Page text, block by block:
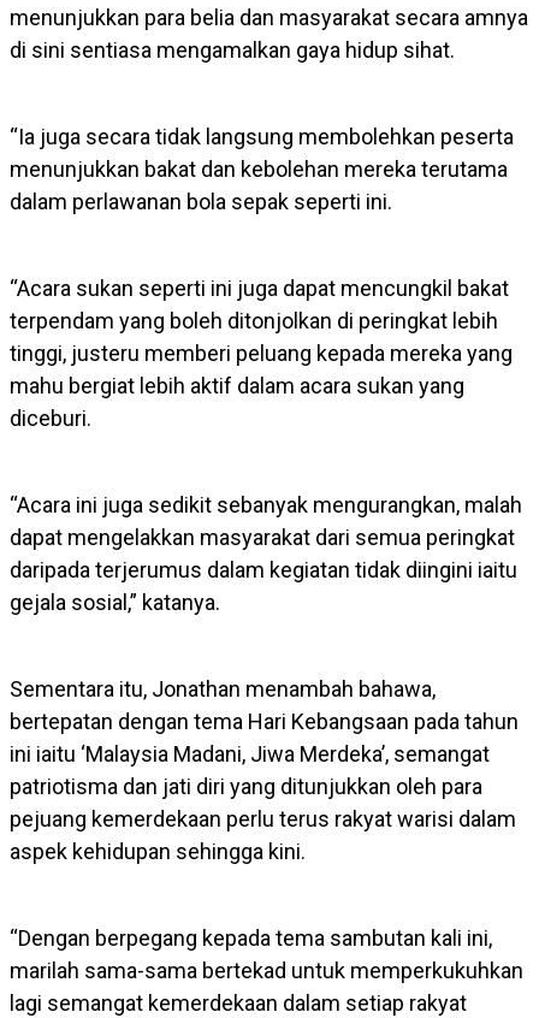
menunjukkan para belia dan masyarakat secara amnya
di sini sentiasa mengamalkan gaya hidup sihat.
“Ia juga secara tidak langsung membolehkan peserta
menunjukkan bakat dan kebolehan mereka terutama
dalam perlawanan bola sepak seperti ini.
“Acara sukan seperti ini juga dapat mencungkil bakat
terpendam yang boleh ditonjolkan di peringkat lebih
tinggi, justeru memberi peluang kepada mereka yang
mahu bergiat lebih aktif dalam acara sukan yang
diceburi.
“Acara ini juga sedikit sebanyak mengurangkan, malah
dapat mengelakkan masyarakat dari semua peringkat
daripada terjerumus dalam kegiatan tidak diingini iaitu
gejala sosial,” katanya.
Sementara itu, Jonathan menambah bahawa,
bertepatan dengan tema Hari Kebangsaan pada tahun
ini iaitu ‘Malaysia Madani, Jiwa Merdeka’, semangat
patriotisma dan jati diri yang ditunjukkan oleh para
pejuang kemerdekaan perlu terus rakyat warisi dalam
aspek kehidupan sehingga kini.
“Dengan berpegang kepada tema sambutan kali ini,
marilah sama-sama bertekad untuk memperkukuhkan
lagi semangat kemerdekaan dalam setiap rakyat